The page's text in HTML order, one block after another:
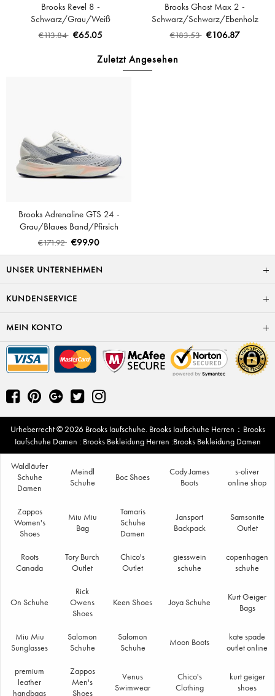
Brooks Revel 8 -
Schwarz/Grau/Weiß
€113.84 €65.05
Brooks Ghost Max 2 -
Schwarz/Schwarz/Ebenholz
€183.53 €106.87
Zuletzt Angesehen
Brooks Adrenaline GTS 24 -
Grau/Blaues Band/Pfirsich
€171.92 €99.90
UNSER UNTERNEHMEN
KUNDENSERVICE
MEIN KONTO
Urheberrecht © 2026 Brooks Iaufschuhe. Brooks Iaufschuhe Herren ： Brooks
Iaufschuhe Damen : Brooks Bekleidung Herren :Brooks Bekleidung Damen
Waldläufer
Schuhe
Damen
Meindl
Schuhe
Boc Shoes
Cody James
Boots
s-oliver
online shop
Zappos
Women's
Shoes
Miu Miu
Bag
Tamaris
Schuhe
Damen
Jansport
Backpack
Samsonite
Outlet
Roots
Canada
Tory Burch
Outlet
Chico's
Outlet
giesswein
schuhe
copenhagen
schuhe
On Schuhe
Rick
Owens
Shoes
Keen Shoes Joya Schuhe
Kurt Geiger
Bags
Miu Miu
Sunglasses
Salomon
Schuhe
Salomon
Schuhe
Moon Boots
kate spade
outlet online
premium
leather
handbags
Zappos
Men's
Shoes
Venus
Swimwear
Chico's
Clothing
kurt geiger
shoes